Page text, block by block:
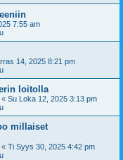
7:55 am
14, 2025 8:21 pm
loitolla
« Su Loka 12, 2025 3:13 pm
millaiset
« Ti Syys 30, 2025 4:42 pm